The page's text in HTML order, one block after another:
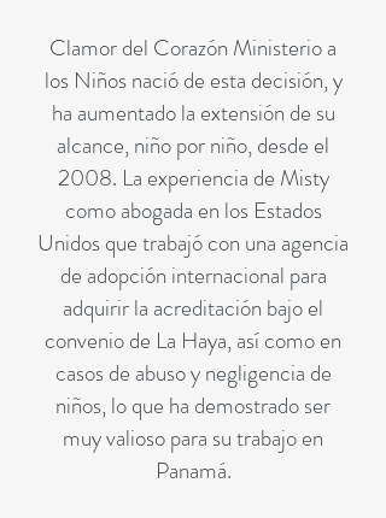
Clamor del Corazón Ministerio a
los Niños nació de esta decisión, y
ha aumentado la extensión de su
alcance, niño por niño, desde el
2008. La experiencia de Misty
como abogada en los Estados
Unidos que trabajó con una agencia
de adopción internacional para
adquirir la acreditación bajo el
convenio de La Haya, así como en
casos de abuso y negligencia de
niños, lo que ha demostrado ser
muy valioso para su trabajo en
Panamá.